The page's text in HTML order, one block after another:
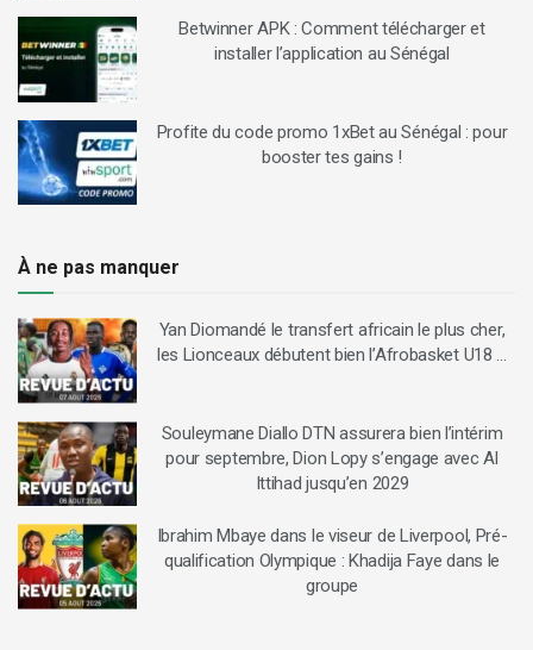
Betwinner APK : Comment télécharger et
installer l’application au Sénégal
Profite du code promo 1xBet au Sénégal : pour
booster tes gains !
À ne pas manquer
Yan Diomandé le transfert africain le plus cher,
les Lionceaux débutent bien l’Afrobasket U18 …
Souleymane Diallo DTN assurera bien l’intérim
pour septembre, Dion Lopy s’engage avec Al
Ittihad jusqu’en 2029
Ibrahim Mbaye dans le viseur de Liverpool, Pré-
qualification Olympique : Khadija Faye dans le
groupe